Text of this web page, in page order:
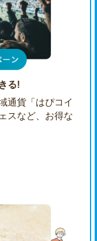
る!
通貨「はぴコイ
スなど、お得な